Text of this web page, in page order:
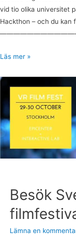
vid tio olika universitet
Hackthon – och du kan
Läs mer »
Besök
Lämna en
Besök
Sveriges
första
VR-
filmfestival
29-